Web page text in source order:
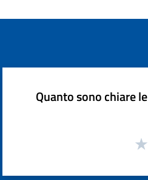
Quanto sono chiare